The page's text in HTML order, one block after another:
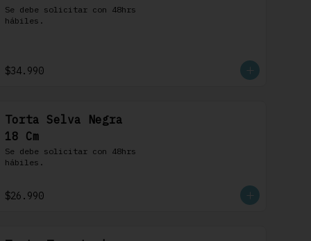
Se debe solicitar con 48hrs
hábiles.
$34.990
Torta Selva Negra
18 Cm
Se debe solicitar con 48hrs
hábiles.
$26.990